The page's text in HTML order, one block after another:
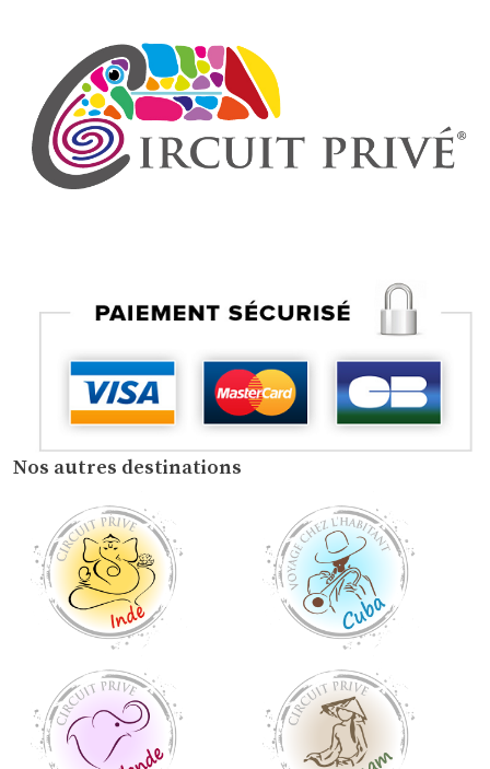
Kintamani
Volcan Batur
Nos autres destinations